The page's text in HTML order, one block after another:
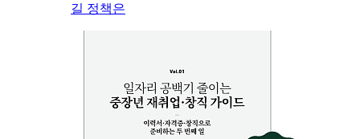
길 정책은